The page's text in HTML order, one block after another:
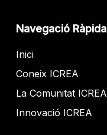
Navegació Ràpida
Inici
Coneix ICREA
La Comunitat ICREA
Innovació ICREA